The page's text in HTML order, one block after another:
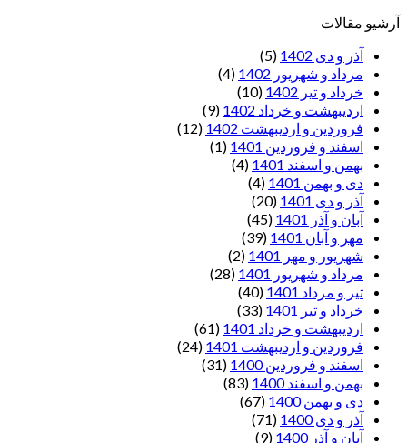
آرشیو مقالات
آذر و دی 1402
(5)
مرداد و شهریور 1402
(4)
خرداد و تیر 1402
(10)
اردیبهشت و خرداد 1402
(9)
فروردین و اردیبهشت 1402
(12)
اسفند و فروردین 1401
(1)
بهمن و اسفند 1401
(4)
دی و بهمن 1401
(4)
آذر و دی 1401
(20)
آبان و آذر 1401
(45)
مهر و آبان 1401
(39)
شهریور و مهر 1401
(2)
مرداد و شهریور 1401
(28)
تیر و مرداد 1401
(40)
خرداد و تیر 1401
(33)
اردیبهشت و خرداد 1401
(61)
فروردین و اردیبهشت 1401
(24)
اسفند و فروردین 1400
(31)
بهمن و اسفند 1400
(83)
دی و بهمن 1400
(67)
آذر و دی 1400
(71)
آبان و آذر 1400
(9)